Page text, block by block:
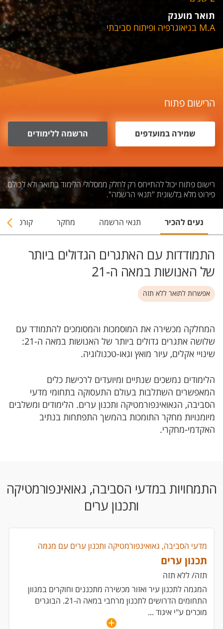
תואר מוענק
M.A בגיאוגרפיה ופיתוח סביבתי
הרישום פתוח
שמירה במועדפים הרשמה ללימודים
רישום פתוח יכול להתייחס רק לחלק ממסלולי הלימוד בתואר ולא לכולם.
פירוט מלא בלשונית "תנאי הרשמה".
נעים להכיר תנאי הרשמה מחקר קורסים
התמודדות עם האתגרים הגדולים ביותר
של האנושות במאה ה-21
אפשרות לתואר ללא תזה
המחלקה מכשירה את המוסמכות והמסומכים להתמודד עם
שלושה אתגרים גדולים ביותר של האנושות במאה ה-21:
שינויי אקלים, עיור מואץ וגאו-טכנולוגיה.
הלימודים נמשכים שנתיים ומיועדים לרכישת כלים
המאפשרים השתלבות בעולם התעסוקה בתחומי מדעי
הסביבה, הגאואינפורמטיקה ותכנון ערים. הלימודים ומשלבים
מיומנויות מחקר התומכות בהמשך התפתחות בנתיב
האקדמי-מחקרי.
התמחויות במדעי הסביבה, גאואינפורמטיקה
ותכנון ערים
מדעי הסביבה, גאואינפורמטיקה ותכנון ערים עם מגמה
תכנון ערים
תזה/ ללא תזה
המגמה לתכנון עיר ואזור מכשירה מתכננים וחוקרים במגוון
התחומים הדרושים לתכנון מרחבי במאה ה-21. הבוגרים
מוכרים ע"י איגוד ...